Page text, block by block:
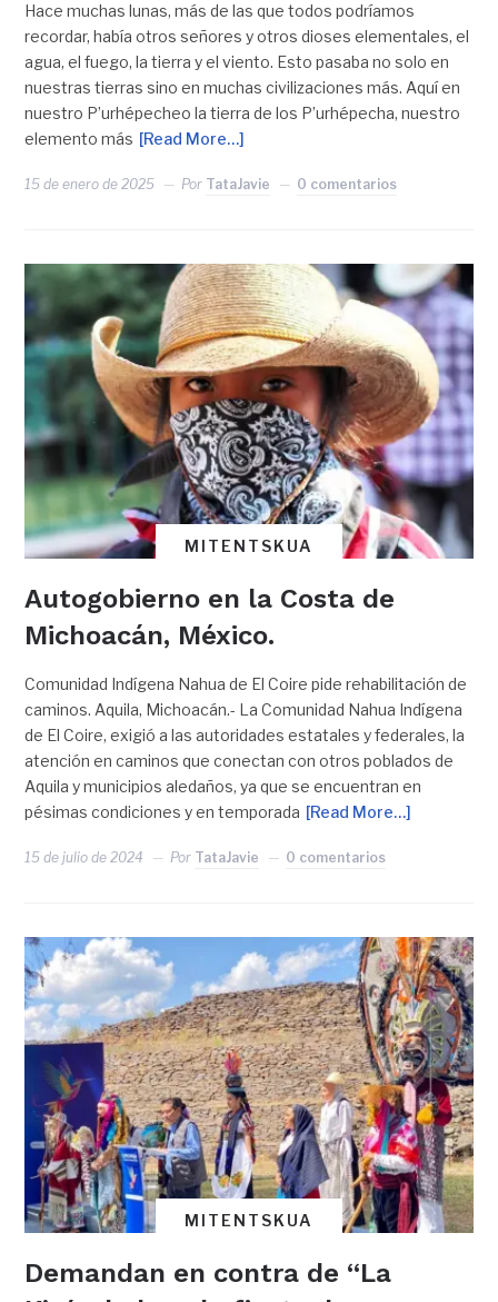
Hace muchas lunas, más de las que todos podríamos
recordar, había otros señores y otros dioses elementales, el
agua, el fuego, la tierra y el viento. Esto pasaba no solo en
nuestras tierras sino en muchas civilizaciones más. Aquí en
nuestro P’urhépecheo la tierra de los P’urhépecha, nuestro
elemento más [Read More…]
15 de enero de 2025 Por TataJavie 0 comentarios
MITENTSKUA
Autogobierno en la Costa de
Michoacán, México.
Comunidad Indígena Nahua de El Coire pide rehabilitación de
caminos. Aquila, Michoacán.- La Comunidad Nahua Indígena
de El Coire, exigió a las autoridades estatales y federales, la
atención en caminos que conectan con otros poblados de
Aquila y municipios aledaños, ya que se encuentran en
pésimas condiciones y en temporada [Read More…]
15 de julio de 2024 Por TataJavie 0 comentarios
MITENTSKUA
Demandan en contra de “La